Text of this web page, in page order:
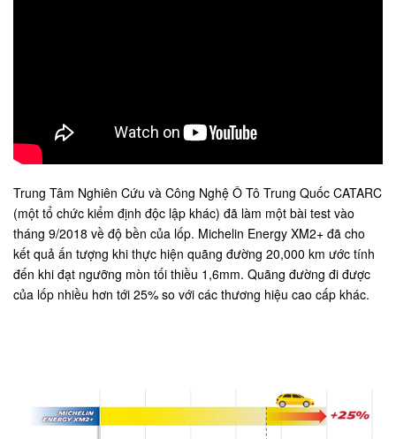
Trung Tâm Nghiên Cứu và Công Nghệ Ô Tô Trung Quốc CATARC
(một tổ chức kiểm định độc lập khác) đã làm một bài test vào
tháng 9/2018 về độ bền của lốp. Michelin Energy XM2+ đã cho
kết quả ấn tượng khi thực hiện quãng đường 20,000 km ước tính
đến khi đạt ngưỡng mòn tối thiều 1,6mm. Quãng đường đi được
của lốp nhiều hơn tới 25% so với các thương hiệu cao cấp khác.